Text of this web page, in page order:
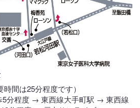
間は25分程度です）
分程度 → 東西線大手町駅 → 東西線